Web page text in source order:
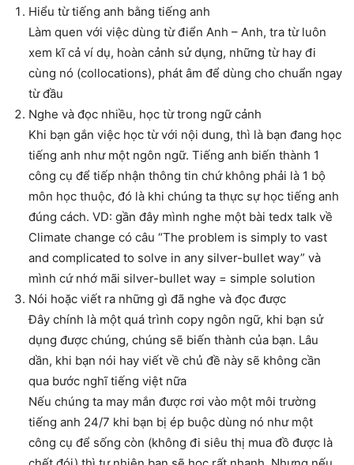
Hiểu từ tiếng anh bằng tiếng anh
Làm quen với việc dùng từ điển Anh – Anh, tra từ luôn
xem kĩ cả ví dụ, hoàn cảnh sử dụng, những từ hay đi
cùng nó (collocations), phát âm để dùng cho chuẩn ngay
từ đầu
Nghe và đọc nhiều, học từ trong ngữ cảnh
Khi bạn gắn việc học từ với nội dung, thì là bạn đang học
tiếng anh như một ngôn ngữ. Tiếng anh biến thành 1
công cụ để tiếp nhận thông tin chứ không phải là 1 bộ
môn học thuộc, đó là khi chúng ta thực sự học tiếng anh
đúng cách. VD: gần đây mình nghe một bài tedx talk về
Climate change có câu “The problem is simply to vast
and complicated to solve in any silver-bullet way” và
mình cứ nhớ mãi silver-bullet way = simple solution
Nói hoặc viết ra những gì đã nghe và đọc được
Đây chính là một quá trình copy ngôn ngữ, khi bạn sử
dụng được chúng, chúng sẽ biến thành của bạn. Lâu
dần, khi bạn nói hay viết về chủ đề này sẽ không cần
qua bước nghĩ tiếng việt nữa
Nếu chúng ta may mắn được rơi vào một môi trường
tiếng anh 24/7 khi bạn bị ép buộc dùng nó như một
công cụ để sống còn (không đi siêu thị mua đồ được là